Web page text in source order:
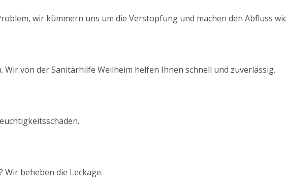
wir kümmern uns um die Verstopfung und machen den Abfluss
von der Sanitärhilfe Weilheim helfen Ihnen schnell und zuverlässig.
beheben die Leckage.